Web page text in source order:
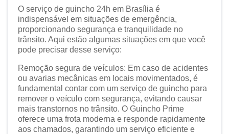
O serviço de guincho 24h em Brasília é
indispensável em situações de emergência,
proporcionando segurança e tranquilidade no
trânsito. Aqui estão algumas situações em que você
pode precisar desse serviço:
Remoção segura de veículos: Em caso de acidentes
ou avarias mecânicas em locais movimentados, é
fundamental contar com um serviço de guincho para
remover o veículo com segurança, evitando causar
mais transtornos no trânsito. O Guincho Prime
oferece uma frota moderna e responde rapidamente
aos chamados, garantindo um serviço eficiente e